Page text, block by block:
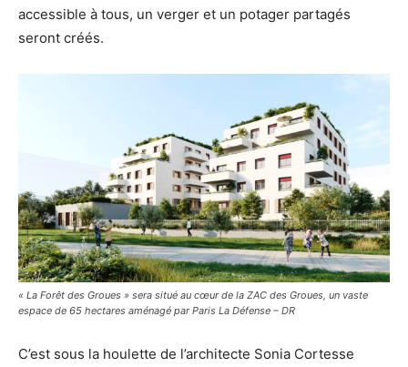
accessible à tous, un verger et un potager partagés
seront créés.
« La Forêt des Groues » sera situé au cœur de la ZAC des Groues, un vaste
espace de 65 hectares aménagé par Paris La Défense – DR
C’est sous la houlette de l’architecte Sonia Cortesse